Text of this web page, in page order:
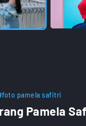
pamela safitri
Pamela